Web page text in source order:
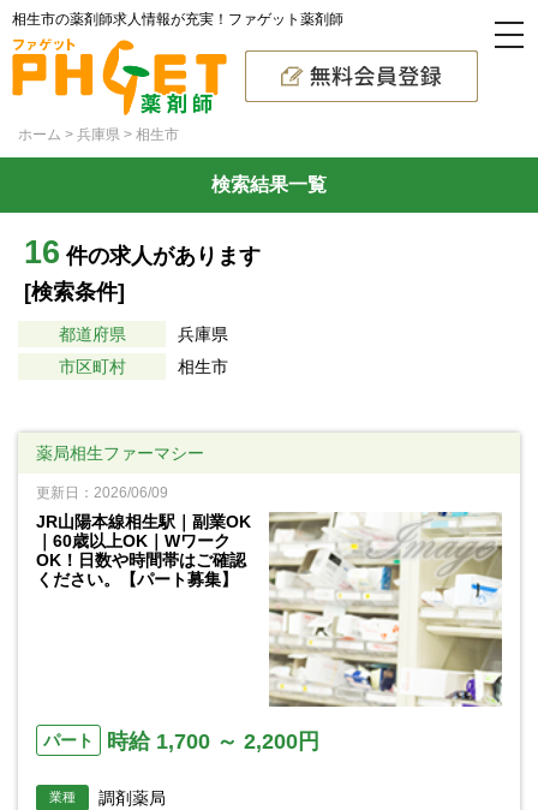
相生市の薬剤師求人情報が充実！ファゲット薬剤師
ホーム 兵庫県 相生市
検索結果一覧
16 件の求人があります
[検索条件]
都道府県
兵庫県
市区町村
相生市
薬局相生ファーマシー
更新日：2026/06/09
JR山陽本線相生駅｜副業OK
｜60歳以上OK｜Wワーク
OK！日数や時間帯はご確認
ください。【パート募集】
パート 時給 1,700 ～ 2,200円
業種 調剤薬局